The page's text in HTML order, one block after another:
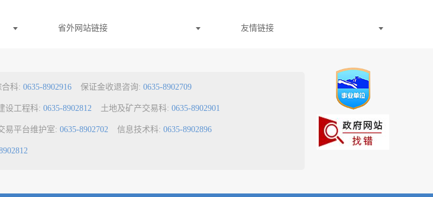
省外网站链接 友情链接
合科: 0635-8902916 保证金收退咨询: 0635-8902709
设工程科: 0635-8902812 土地及矿产交易科: 0635-8902901
易平台维护室: 0635-8902702 信息技术科: 0635-8902896